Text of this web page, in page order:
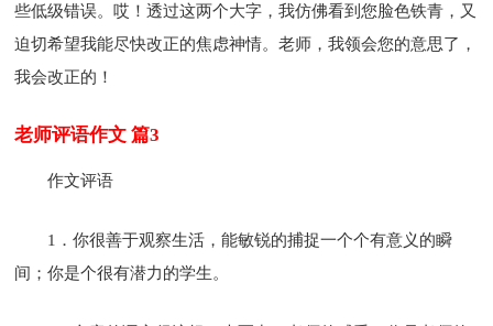
些低级错误。哎！透过这两个大字，我仿佛看到您脸色铁青，又
迫切希望我能尽快改正的焦虑神情。老师，我领会您的意思了，
我会改正的！
老师评语作文 篇3
作文评语
1．你很善于观察生活，能敏锐的捕捉一个个有意义的瞬
间；你是个很有潜力的学生。